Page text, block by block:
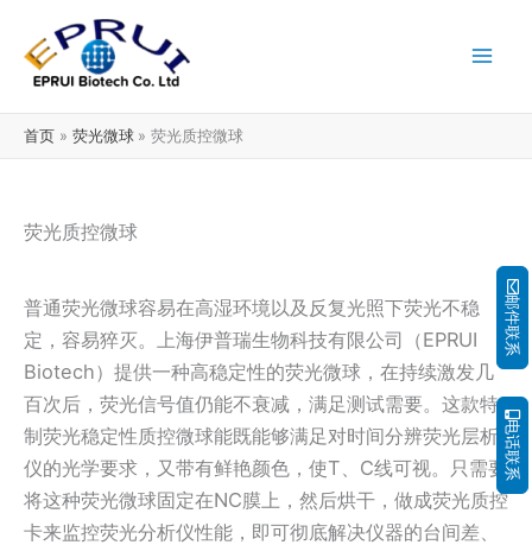
容
首页 荧光微球 荧光质控微球
荧光质控微球
普通荧光微球容易在高湿环境以及反复光照下荧光不稳
定，容易猝灭。上海伊普瑞生物科技有限公司（EPRUI
Biotech）提供一种高稳定性的荧光微球，在持续激发几
百次后，荧光信号值仍能不衰减，满足测试需要。这款特
制荧光稳定性质控微球能既能够满足对时间分辨荧光层析
仪的光学要求，又带有鲜艳颜色，使T、C线可视。只需要
将这种荧光微球固定在NC膜上，然后烘干，做成荧光质控
卡来监控荧光分析仪性能，即可彻底解决仪器的台间差、
邮件联系
电话联系